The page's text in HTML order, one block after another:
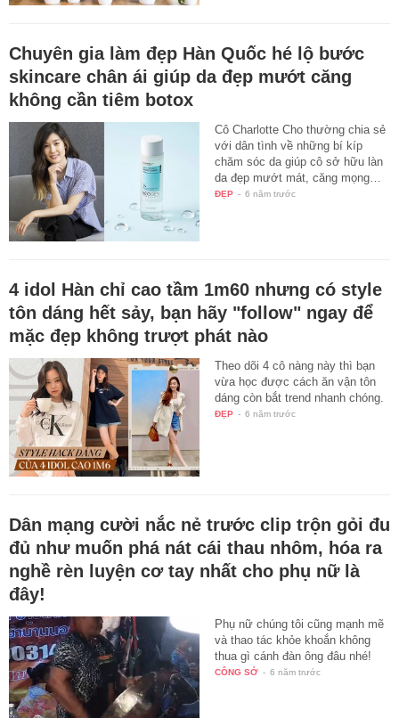
Chuyên gia làm đẹp Hàn Quốc hé lộ bước
skincare chân ái giúp da đẹp mướt căng
không cần tiêm botox
Cô Charlotte Cho thường chia sẻ
với dân tình về những bí kíp
chăm sóc da giúp cô sở hữu làn
da đẹp mướt mát, căng mọng…
ĐẸP - 6 năm trước
4 idol Hàn chỉ cao tầm 1m60 nhưng có style
tôn dáng hết sảy, bạn hãy "follow" ngay để
mặc đẹp không trượt phát nào
Theo dõi 4 cô nàng này thì bạn
vừa học được cách ăn vận tôn
dáng còn bắt trend nhanh chóng.
ĐẸP - 6 năm trước
Dân mạng cười nắc nẻ trước clip trộn gỏi đu
đủ như muốn phá nát cái thau nhôm, hóa ra
nghề rèn luyện cơ tay nhất cho phụ nữ là
đây!
Phụ nữ chúng tôi cũng mạnh mẽ
và thao tác khỏe khoắn không
thua gì cánh đàn ông đâu nhé!
CÔNG SỞ - 6 năm trước